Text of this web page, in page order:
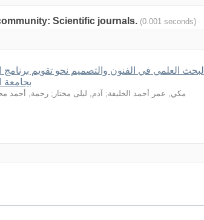
Scientific journals. (0.001 seconds)
البحث العلمي في الفنون والتصميم نحو تقويم برنامج
بجامعة
مكي, عمر أحمد الخليفة; آدم, ليلى مختار ; رحمة, أحمد